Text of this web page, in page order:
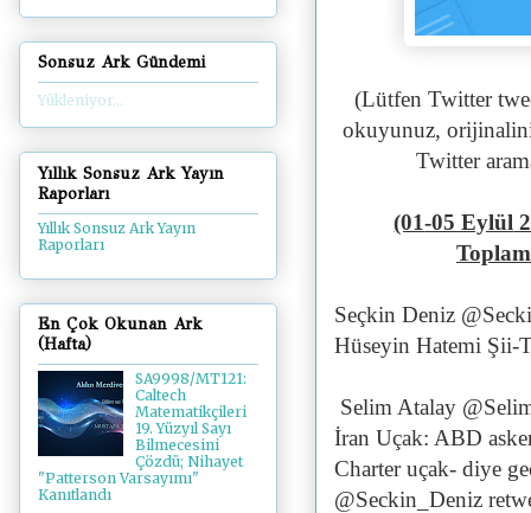
(Lütfen Twitter
okuyunuz,
Twitter
(01-05 Eylül
Seçkin Deniz
Hüseyin Hatemi Şii-
Selim Atalay
İran Uçak: ABD
Charter uçak- diye
@Seckin_Deniz
Sonsuz Ark Gündemi
Yükleniyor...
Yıllık Sonsuz Ark Yayın
Raporları
Yıllık Sonsuz Ark Yayın
Raporları
En Çok Okunan Ark
(Hafta)
SA9998/MT121:
Caltech
Matematikçileri
19. Yüzyıl Sayı
Bilmecesini
Çözdü; Nihayet
"Patterson Varsayımı"
Kanıtlandı